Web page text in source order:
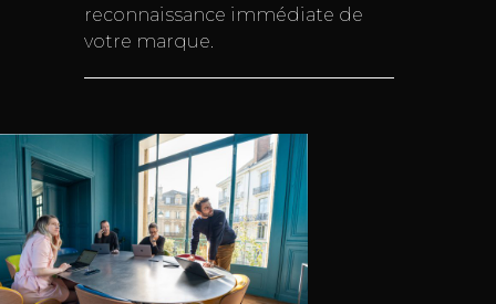
reconnaissance immédiate de
votre marque.